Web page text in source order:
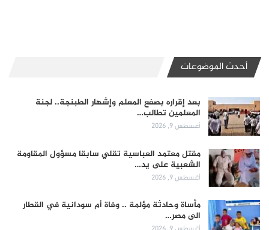
أحدث الموضوعات
بعد إقراره بصفع المعلم وإشهار الطبنجة.. لجنة
المعلمين تطالب…
أغسطس 9, 2026
مقتل معتمد العباسية تقلي سابقا مسؤول المقاومة
الشعبية على يد…
أغسطس 9, 2026
مأساة وحادثة مؤلمة .. وفاة أم سودانية في القطار
الى مصر…